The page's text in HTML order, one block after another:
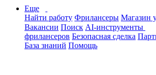
Еще
Найти работу Фрилансеры Магазин
Вакансии Поиск AI-инструменты
фрилансеров Безопасная сделка
База знаний Помощь